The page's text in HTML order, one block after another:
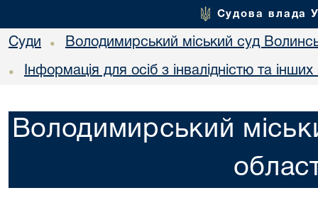
Судова влада
Суди • Володимирський міський суд
• Інформація для осіб з інвалідністю та
Володимирський